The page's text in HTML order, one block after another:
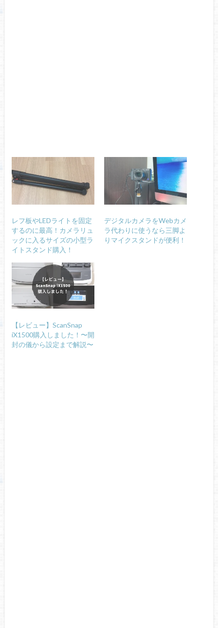
レフ板やLEDライトを固定
するのに最高！カメラリュ
ックに入るサイズの小型ラ
イトスタンド購入！
デジタルカメラをWebカメ
ラ代わりに使うなら三脚よ
りマイクスタンドが便利！
【レビュー】ScanSnap
iX1500購入しました！〜開
封の儀から設定まで解説〜